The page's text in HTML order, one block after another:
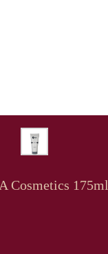
Cosmetics 175ml